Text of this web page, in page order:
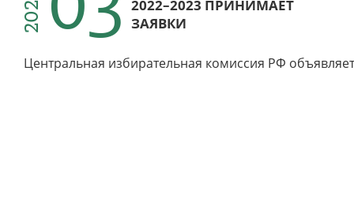
2022
2022–2023 ПРИНИМАЕТ
ЗАЯВКИ
Центральная избирательная комиссия РФ